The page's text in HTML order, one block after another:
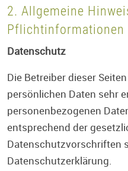
2. Allgemeine
Pflichtinformationen
Datenschutz
Die Betreiber dieser
persönlichen Daten sehr
personenbezogenen
entsprechend der
Datenschutzvorschriften
Datenschutzerklärung.